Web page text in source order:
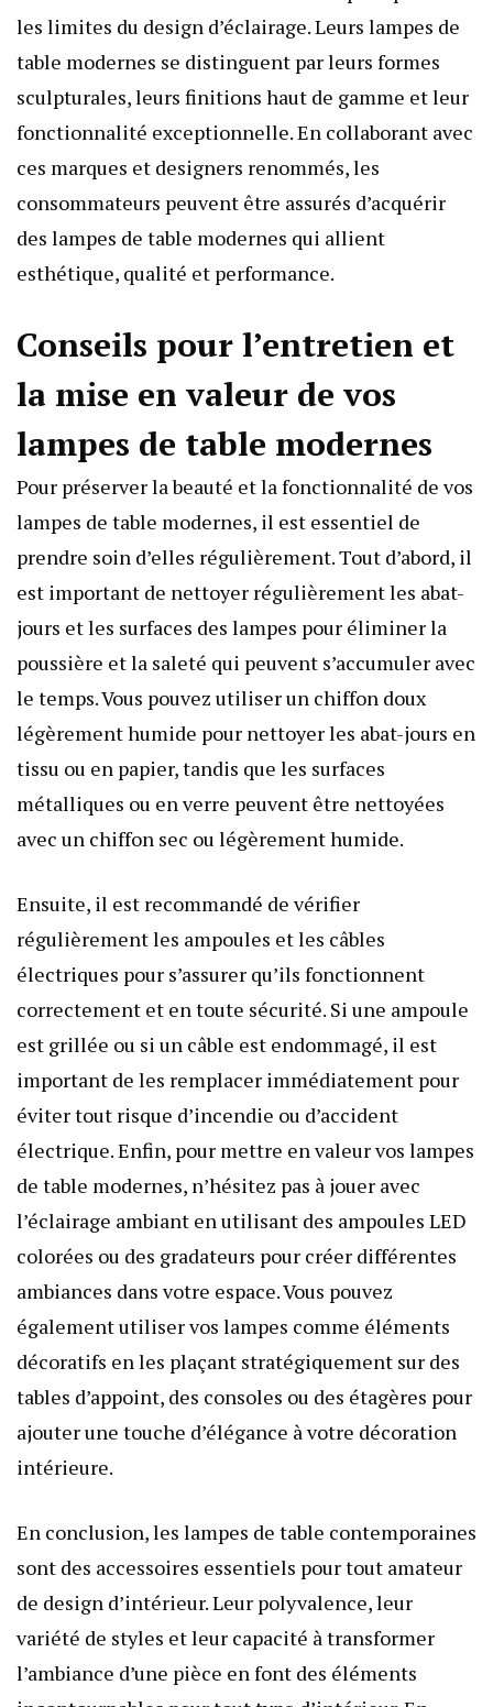
les limites du design d’éclairage. Leurs lampes de
table modernes se distinguent par leurs formes
sculpturales, leurs finitions haut de gamme et leur
fonctionnalité exceptionnelle. En collaborant avec
ces marques et designers renommés, les
consommateurs peuvent être assurés d’acquérir
des lampes de table modernes qui allient
esthétique, qualité et performance.
Conseils pour l’entretien et
la mise en valeur de vos
lampes de table modernes
Pour préserver la beauté et la fonctionnalité de vos
lampes de table modernes, il est essentiel de
prendre soin d’elles régulièrement. Tout d’abord, il
est important de nettoyer régulièrement les abat-
jours et les surfaces des lampes pour éliminer la
poussière et la saleté qui peuvent s’accumuler avec
le temps. Vous pouvez utiliser un chiffon doux
légèrement humide pour nettoyer les abat-jours en
tissu ou en papier, tandis que les surfaces
métalliques ou en verre peuvent être nettoyées
avec un chiffon sec ou légèrement humide.
Ensuite, il est recommandé de vérifier
régulièrement les ampoules et les câbles
électriques pour s’assurer qu’ils fonctionnent
correctement et en toute sécurité. Si une ampoule
est grillée ou si un câble est endommagé, il est
important de les remplacer immédiatement pour
éviter tout risque d’incendie ou d’accident
électrique. Enfin, pour mettre en valeur vos lampes
de table modernes, n’hésitez pas à jouer avec
l’éclairage ambiant en utilisant des ampoules LED
colorées ou des gradateurs pour créer différentes
ambiances dans votre espace. Vous pouvez
également utiliser vos lampes comme éléments
décoratifs en les plaçant stratégiquement sur des
tables d’appoint, des consoles ou des étagères pour
ajouter une touche d’élégance à votre décoration
intérieure.
En conclusion, les lampes de table contemporaines
sont des accessoires essentiels pour tout amateur
de design d’intérieur. Leur polyvalence, leur
variété de styles et leur capacité à transformer
l’ambiance d’une pièce en font des éléments